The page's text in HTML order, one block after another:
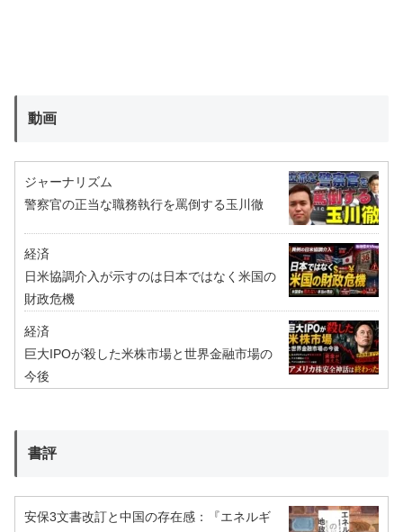
動画
ジャーナリズム
警察官の正当な職務執行を罵倒する玉川徹
経済
日米協調介入が示すのは日本ではなく米国の
財政危機
経済
巨大IPOが殺した米株市場と世界金融市場の
今後
書評
安保3文書改訂と中国の存在感：『エネルギ